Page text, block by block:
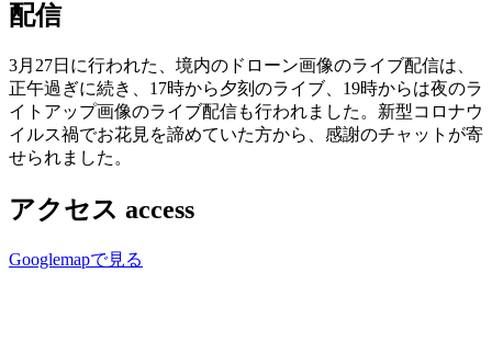
配信
3月27日に行われた、境内のドローン画像のライブ配信は、
正午過ぎに続き、17時から夕刻のライブ、19時からは夜のラ
イトアップ画像のライブ配信も行われました。新型コロナウ
イルス禍でお花見を諦めていた方から、感謝のチャットが寄
せられました。
アクセス access
Googlemapで見る